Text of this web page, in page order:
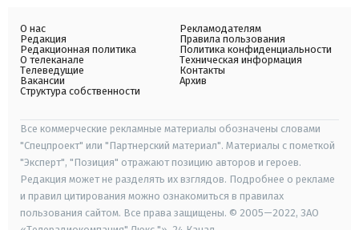
О нас
Редакция
Редакционная политика
О телеканале
Телеведущие
Вакансии
Структура собственности
Рекламодателям
Правила пользования
Политика конфиденциальности
Техническая информация
Контакты
Архив
Все коммерческие рекламные материалы обозначены словами
"Спецпроект" или "Партнерский материал". Материалы с пометкой
"Эксперт", "Позиция" отражают позицию авторов и героев.
Редакция может не разделять их взглядов. Подробнее о рекламе
и правил цитирования можно ознакомиться в правилах
пользования сайтом. Все права защищены. © 2005—2022, ЗАО